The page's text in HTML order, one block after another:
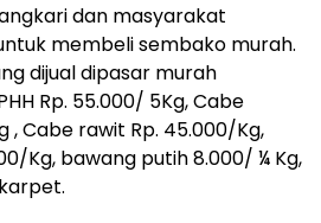
dan masyarakat
membeli sembako murah.
dijual dipasar murah
Rp. 55.000/ 5Kg, Cabe
, Cabe rawit Rp. 45.000/Kg,
Kg, bawang putih 8.000/ ¼ Kg,